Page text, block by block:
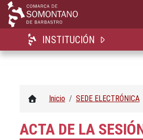
INSTITUCIÓN
Inicio SEDE ELECTRÓNICA
ACTA DE LA